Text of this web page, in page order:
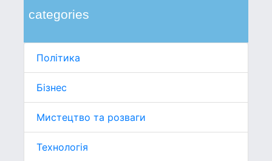
categories
Політика
Бізнес
Мистецтво та розваги
Технологія